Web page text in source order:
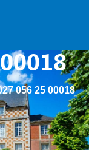
056 25 00018